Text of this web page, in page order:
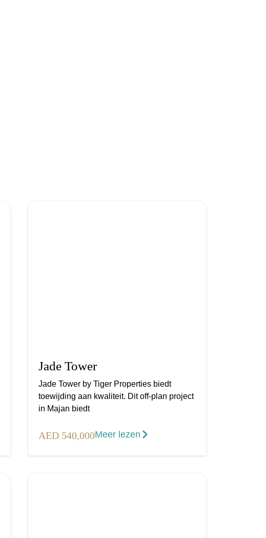
Jade Tower
Jade Tower by Tiger Properties biedt
toewijding aan kwaliteit. Dit off-plan project
in Majan biedt
AED 540,000Meer lezen